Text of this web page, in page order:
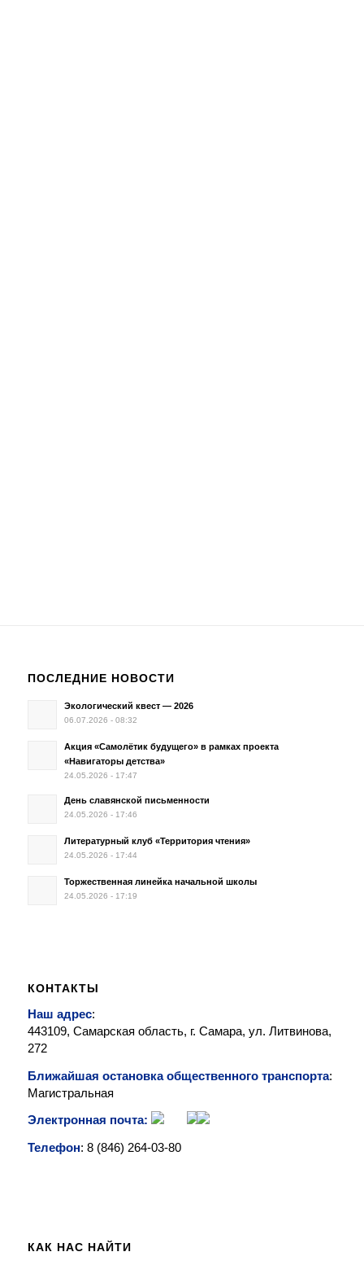
ПОСЛЕДНИЕ НОВОСТИ
Экологический квест — 2026
06.07.2026 - 08:32
Акция «Самолётик будущего» в рамках проекта
«Навигаторы детства»
24.05.2026 - 17:47
День славянской письменности
24.05.2026 - 17:46
Литературный клуб «Территория чтения»
24.05.2026 - 17:44
Торжественная линейка начальной школы
24.05.2026 - 17:19
КОНТАКТЫ
Наш адрес:
443109, Самарская область, г. Самара, ул. Литвинова,
272
Ближайшая остановка общественного транспорта:
Магистральная
Электронная почта:
Телефон: 8 (846) 264-03-80
КАК НАС НАЙТИ